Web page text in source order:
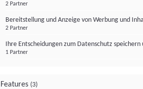
2 Partner
Bereitstellung und Anzeige von Werbung und
2 Partner
Ihre Entscheidungen zum Datenschutz
1 Partner
Features (3)